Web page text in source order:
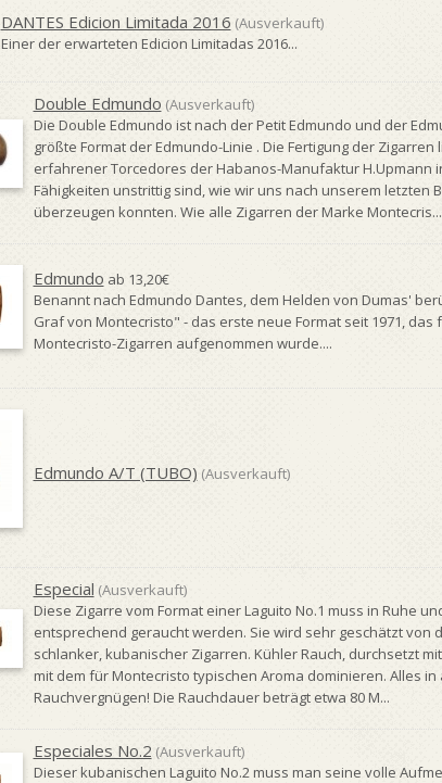
DANTES Edicion Limitada 2016 (Ausverkauft)
Einer der erwarteten Edicion Limitadas 2016...
Double Edmundo (Ausverkauft)
Die Double Edmundo ist nach der Petit Edmundo und der
größte Format der Edmundo-Linie . Die Fertigung der Zigarren
erfahrener Torcedores der Habanos-Manufaktur H.Upmann
Fähigkeiten unstrittig sind, wie wir uns nach unserem letzten
überzeugen konnten. Wie alle Zigarren der Marke Montecris...
Edmundo ab 13,20€
Benannt nach Edmundo Dantes, dem Helden von Dumas'
Graf von Montecristo" - das erste neue Format seit 1971, das
Montecristo-Zigarren aufgenommen wurde....
Edmundo A/T (TUBO) (Ausverkauft)
Especial (Ausverkauft)
Diese Zigarre vom Format einer Laguito No.1 muss in Ruhe
entsprechend geraucht werden. Sie wird sehr geschätzt von
schlanker, kubanischer Zigarren. Kühler Rauch, durchsetzt
mit dem für Montecristo typischen Aroma dominieren. Alles
Rauchvergnügen! Die Rauchdauer beträgt etwa 80 M...
Especiales No.2 (Ausverkauft)
Dieser kubanischen Laguito No.2 muss man seine volle